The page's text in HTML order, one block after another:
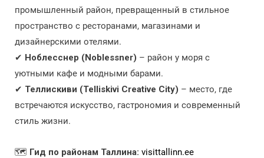
промышленный район, превращенный в стильное
пространство с ресторанами, магазинами и
дизайнерскими отелями.
✔ Ноблесснер (Noblessner) – район у моря с
уютными кафе и модными барами.
✔ Теллискиви (Telliskivi Creative City) – место, где
встречаются искусство, гастрономия и современный
стиль жизни.
🗺️ Гид по районам Таллина: visittallinn.ee